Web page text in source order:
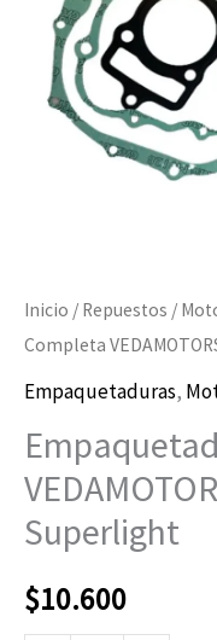
Inicio / Repuestos /
Completa
Empaquetaduras,
Superlight
$10.600